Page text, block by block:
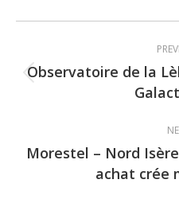
navigation
Observatoire de la
Morestel – Nord
achat crée